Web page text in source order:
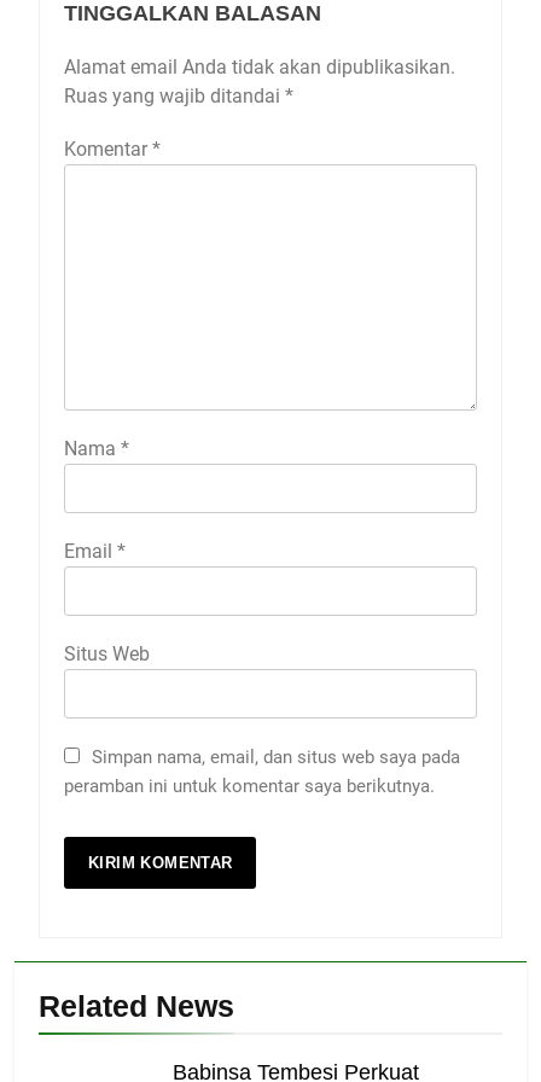
TINGGALKAN BALASAN
Alamat email Anda tidak akan dipublikasikan.
Ruas yang wajib ditandai *
Komentar *
Nama *
Email *
Situs Web
Simpan nama, email, dan situs web saya pada
peramban ini untuk komentar saya berikutnya.
Related News
Babinsa Tembesi Perkuat